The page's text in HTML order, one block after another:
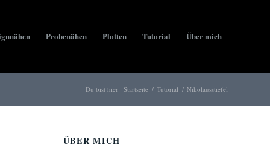
Probenähen Plotten Tutorial Über mich
Du bist hier: Startseite / Tutorial / Nikolausstiefel
ÜBER MICH